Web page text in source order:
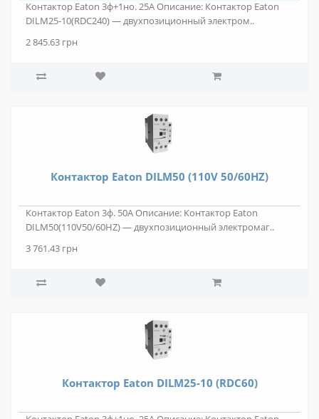
Контактор Eaton 3ф+1но. 25А Описание: Контактор Eaton
DILM25-10(RDC240) — двухпозиционный электром..
2 845.63 грн
Контактор Eaton DILM50 (110V 50/60HZ)
Контактор Eaton 3ф. 50А Описание: Контактор Eaton
DILM50(110V50/60HZ) — двухпозиционный электромаг..
3 761.43 грн
Контактор Eaton DILM25-10 (RDC60)